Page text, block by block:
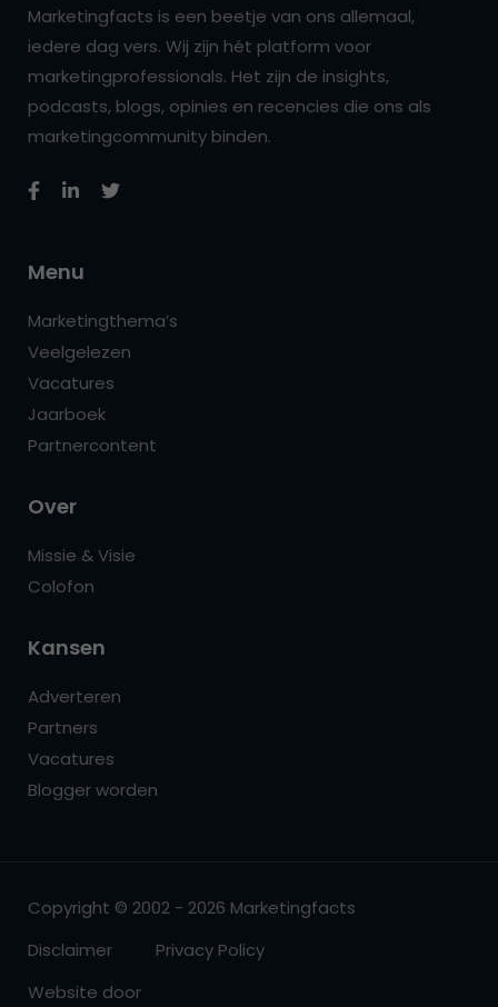
Marketingfacts is een beetje van ons allemaal,
iedere dag vers. Wij zijn hét platform voor
marketingprofessionals. Het zijn de insights,
podcasts, blogs, opinies en recencies die ons als
marketingcommunity binden.
Menu
Marketingthema’s
Veelgelezen
Vacatures
Jaarboek
Partnercontent
Over
Missie & Visie
Colofon
Kansen
Adverteren
Partners
Vacatures
Blogger worden
Copyright © 2002 - 2026 Marketingfacts
Disclaimer
Privacy Policy
Website door